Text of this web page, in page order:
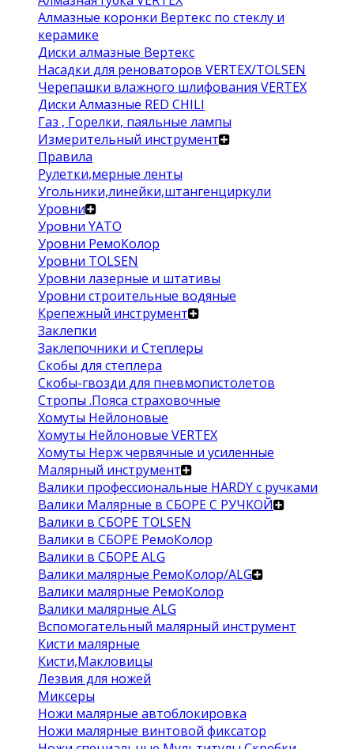
Алмазные коронки Вертекс по стеклу и
керамике
Диски алмазные Вертекс
Насадки для реноваторов VERTEX/TOLSEN
Черепашки влажного шлифования VERTEX
Диски Алмазные RED CHILI
Газ , Горелки, паяльные лампы
Измерительный инструмент
Правила
Рулетки,мерные ленты
Угольники,линейки,штангенциркули
Уровни
Уровни YATO
Уровни РемоКолор
Уровни TOLSEN
Уровни лазерные и штативы
Уровни строительные водяные
Крепежный инструмент
Заклепки
Заклепочники и Степлеры
Скобы для степлера
Скобы-гвозди для пневмопистолетов
Стропы .Пояса страховочные
Хомуты Нейлоновые
Хомуты Нейлоновые VERTEX
Хомуты Нерж червячные и усиленные
Малярный инструмент
Валики профессиональные HARDY с ручками
Валики Малярные в СБОРЕ С РУЧКОЙ
Валики в СБОРЕ TOLSEN
Валики в СБОРЕ РемоКолор
Валики в СБОРЕ ALG
Валики малярные РемоКолор/ALG
Валики малярные РемоКолор
Валики малярные ALG
Вспомогательный малярный инструмент
Кисти малярные
Кисти,Макловицы
Лезвия для ножей
Миксеры
Ножи малярные автоблокировка
Ножи малярные винтовой фиксатор